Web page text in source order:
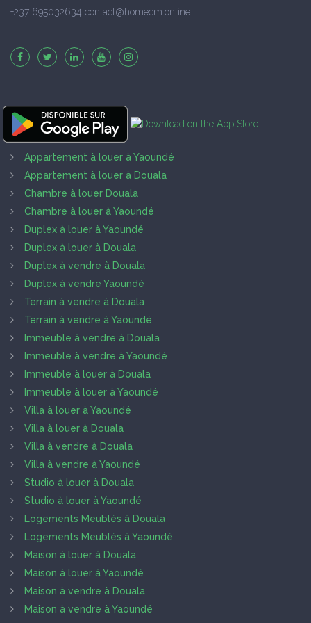
+237 695032634 contact@homecm.online
Appartement à louer à Yaoundé
Appartement à louer à Douala
Chambre à louer Douala
Chambre à louer à Yaoundé
Duplex à louer à Yaoundé
Duplex à louer à Douala
Duplex à vendre à Douala
Duplex à vendre Yaoundé
Terrain à vendre à Douala
Terrain à vendre à Yaoundé
Immeuble à vendre à Douala
Immeuble à vendre à Yaoundé
Immeuble à louer à Douala
Immeuble à louer à Yaoundé
Villa à louer à Yaoundé
Villa à louer à Douala
Villa à vendre à Douala
Villa à vendre à Yaoundé
Studio à louer à Douala
Studio à louer à Yaoundé
Logements Meublés à Douala
Logements Meublés à Yaoundé
Maison à louer à Douala
Maison à louer à Yaoundé
Maison à vendre à Douala
Maison à vendre à Yaoundé